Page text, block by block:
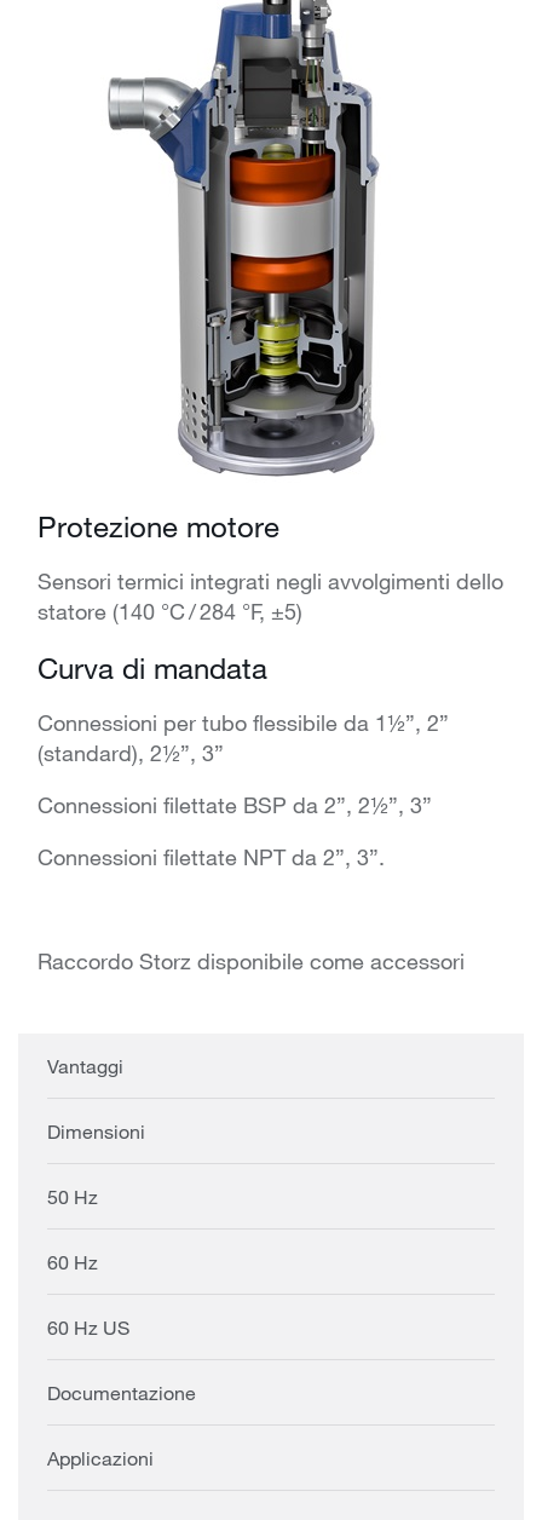
Protezione motore
Sensori termici integrati negli avvolgimenti dello
statore (140 °C / 284 °F, ±5)
Curva di mandata
Connessioni per tubo flessibile da 1½”, 2”
(standard), 2½”, 3”
Connessioni filettate BSP da 2”, 2½”, 3”
Connessioni filettate NPT da 2”, 3”.
Raccordo Storz disponibile come accessori
Vantaggi
Dimensioni
50 Hz
60 Hz
60 Hz US
Documentazione
Applicazioni